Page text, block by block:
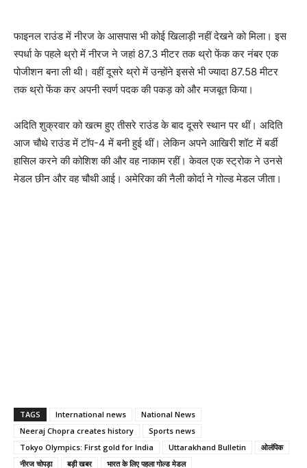
फाइनल राउंड में नीरज के आसपास भी कोई खिलाड़ी नहीं देखने को मिला। इस
स्पर्धा के पहले थ्रो में नीरज ने जहां 87.3 मीटर तक थ्रो फेंक कर नंबर एक
पोजीशन बना ली थी। वहीं दूसरे थ्रो में उन्होंने इससे भी ज्यादा 87.58 मीटर
तक थ्रो फेंक कर अपनी स्वर्ण पदक की पकड़ को और मजबूत किया।
अदिति शुक्रवार को खत्म हुए तीसरे राउंड के बाद दूसरे स्थान पर थीं। अदिति
आज चौथे राउंड में टॉप-4 में बनी हुई थीं। लेकिन अपने आखिरी शॉट में बर्डी
हासिल करने की कोशिश की और वह नाकाम रहीं। केवल एक स्ट्रोक ने उनसे
मेडल छीन और वह चौथी आई। अमेरिका की नैली कोर्दा ने गोल्ड मेडल जीता।
TAGS International news
National News
Neeraj Chopra creates history
Sports news
Tokyo Olympics: First gold for India
Uttarakhand Bulletin
ओलंपिक
नीरज चोपड़ा
बड़ी खबर भारत के लिए पहला गोल्ड मेडल